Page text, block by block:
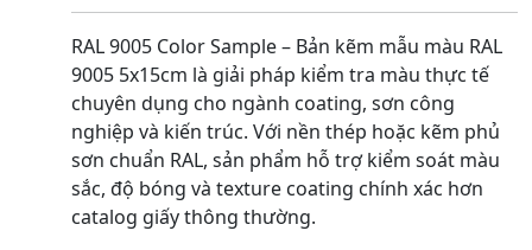
RAL 9005 Color Sample – Bản kẽm mẫu màu RAL
9005 5x15cm là giải pháp kiểm tra màu thực tế
chuyên dụng cho ngành coating, sơn công
nghiệp và kiến trúc. Với nền thép hoặc kẽm phủ
sơn chuẩn RAL, sản phẩm hỗ trợ kiểm soát màu
sắc, độ bóng và texture coating chính xác hơn
catalog giấy thông thường.